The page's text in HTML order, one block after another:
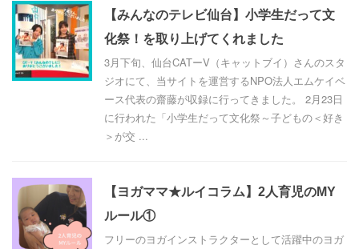
【みんなのテレビ仙台】小学生だって文
化祭！を取り上げてくれました
3月下旬、仙台CATーV（キャットブイ）さんのスタ
ジオにて、当サイトを運営するNPO法人エムケイベ
ース代表の齋藤が収録に行ってきました。 2月23日
に行われた「小学生だって文化祭～子どもの＜好き
＞が交 ...
【ヨガママ★ルイコラム】2人育児のMY
ルール①
フリーのヨガインストラクターとして活躍中のヨガ